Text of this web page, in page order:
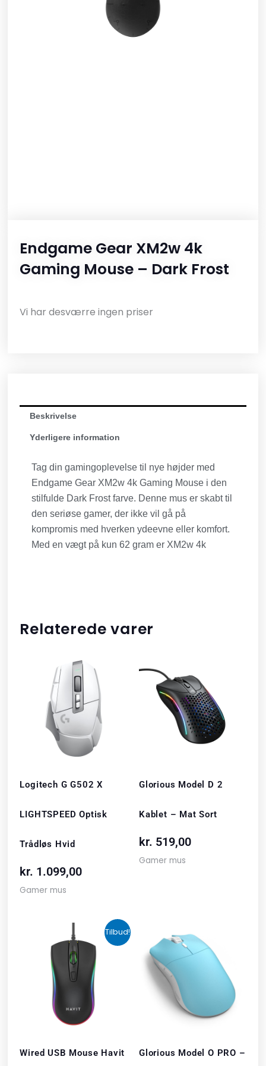
Endgame Gear XM2w 4k
Gaming Mouse – Dark Frost
Vi har desværre ingen priser
Beskrivelse
Yderligere information
Tag din gamingoplevelse til nye højder med
Endgame Gear XM2w 4k Gaming Mouse i den
stilfulde Dark Frost farve. Denne mus er skabt til
den seriøse gamer, der ikke vil gå på
kompromis med hverken ydeevne eller komfort.
Med en vægt på kun 62 gram er XM2w 4k
Relaterede varer
Logitech G G502 X
LIGHTSPEED Optisk
Trådløs Hvid
kr. 1.099,00
Gamer mus
Glorious Model D 2
Kablet – Mat Sort
kr. 519,00
Gamer mus
Tilbud!
Wired USB Mouse Havit
oprindelige
pris
var:
kr. 106,00.
Den
aktuelle
kr. 69,00.
Glorious Model O PRO –